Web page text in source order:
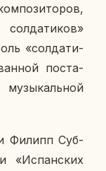
«сол­да­ти­
по­ста­
Филипп Суб­
«Ис­пан­ских